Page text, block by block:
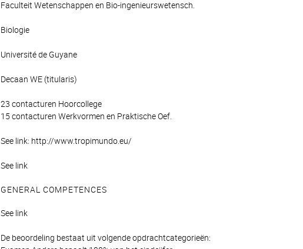
Faculteit Wetenschappen en Bio-ingenieurswetensch.
Biologie
Université de Guyane
Decaan WE (titularis)
23 contacturen Hoorcollege
15 contacturen Werkvormen en Praktische Oef.
See link: http://www.tropimundo.eu/
See link
GENERAL COMPETENCES
See link
De beoordeling bestaat uit volgende opdrachtcategorieën: